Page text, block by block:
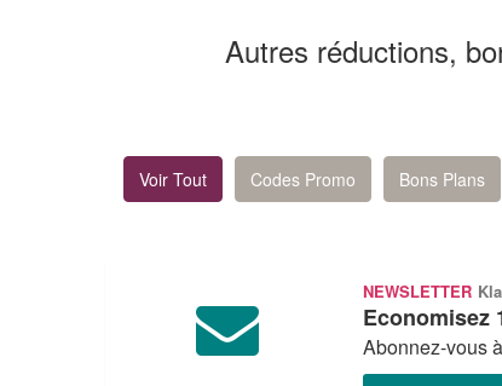
Autres réductions,
Voir Tout Codes Promo Bons Plans
NEWSLETTER
Economisez
Abonnez-vous